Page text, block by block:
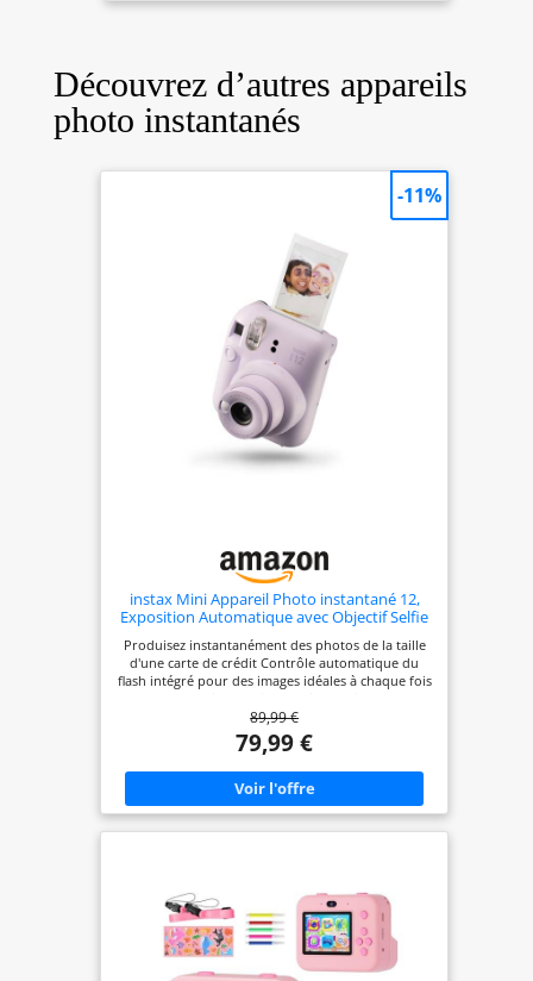
Découvrez d’autres appareils
photo instantanés
instax Mini Appareil Photo instantané 12,
Exposition Automatique avec Objectif Selfie
intégré, Violet Lilas
Produisez instantanément des photos de la taille
d'une carte de crédit Contrôle automatique du
flash intégré pour des images idéales à chaque fois
secondes Utilise tous les mini films instax - Taille
d'impression : 54 (l) x 86 (H) - Image : 46 (l) x 62 (H)
mm
89,99 €
79,99 €
-11%